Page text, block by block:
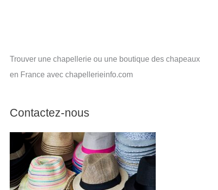
Trouver une chapellerie ou une boutique des chapeaux
en France avec chapellerieinfo.com
Contactez-nous